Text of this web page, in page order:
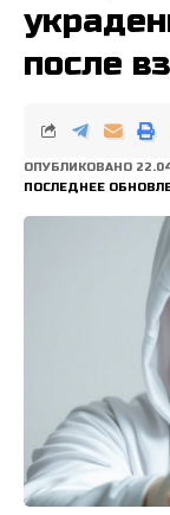
после
ПОСЛЕДНЕЕ
ОПУБЛИКОВАНО